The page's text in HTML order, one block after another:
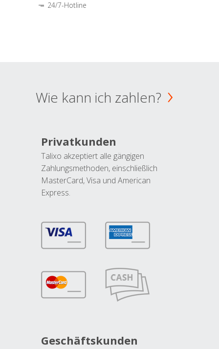
24/7-Hotline
Wie kann ich zahlen?
Privatkunden
Talixo akzeptiert alle gängigen
Zahlungsmethoden, einschließlich
MasterCard, Visa und American
Express.
Geschäftskunden